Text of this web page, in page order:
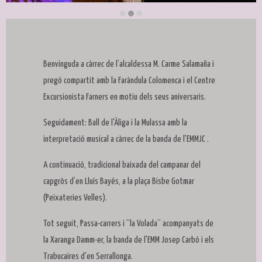
Benvinguda a càrrec de l’alcaldessa M. Carme Salamaña i
pregó compartit amb la Faràndula Colomenca i el Centre
Excursionista Farners en motiu dels seus aniversaris.
Seguidament: Ball de l'Àliga i la Mulassa amb la
interpretació musical a càrrec de la banda de l'EMMJC .
A continuació, tradicional baixada del campanar del
capgròs d’en Lluís Bayés, a la plaça Bisbe Gotmar
(Peixateries Velles).
Tot seguit, Passa-carrers i “la Volada” acompanyats de
la Xaranga Damm-er, la banda de l'EMM Josep Carbó i els
Trabucaires d'en Serrallonga.